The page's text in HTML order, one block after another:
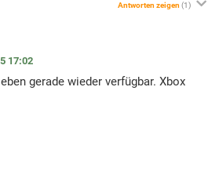
Antworten zeigen (1)
17:02
gerade wieder verfügbar. Xbox